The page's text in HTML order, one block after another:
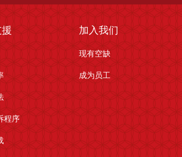
援
程序
加入我们
现有空缺
成为员工